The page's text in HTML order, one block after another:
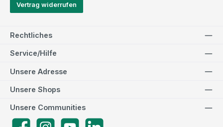
Vertrag widerrufen
Rechtliches
Service/Hilfe
Unsere Adresse
Unsere Communities
Unsere Shops